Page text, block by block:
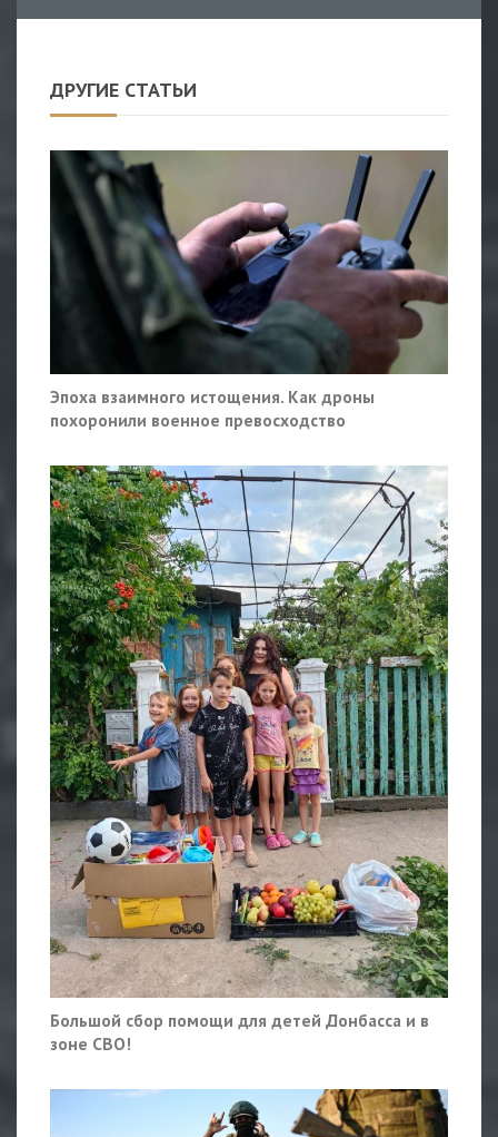
ДРУГИЕ СТАТЬИ
Эпоха взаимного истощения. Как дроны
похоронили военное превосходство
Большой сбор помощи для детей Донбасса и в
зоне СВО!